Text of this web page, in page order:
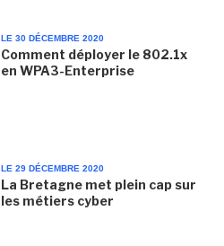
LE 30 DÉCEMBRE 2020
Comment déployer le 802.1x
en WPA3-Enterprise
LE 29 DÉCEMBRE 2020
La Bretagne met plein cap sur
les métiers cyber